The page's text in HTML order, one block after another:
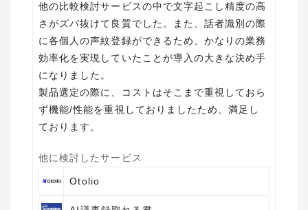
他の比較検討サービスの中で文字起こし精度の高
さがズバ抜けて良質でした。また、話者識別の際
に各個人の声紋登録ができるため、かなりの業務
効率化を実現していたことが導入の大きな決め手
になりました。
製品選定の際に、コストはそこまで重視しておら
ず機能/性能を重視しておりましたため、満足し
ております。
他に検討したサービス
Otolio